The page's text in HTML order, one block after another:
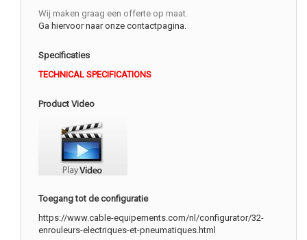
Wij maken graag een offerte op maat.
Ga hiervoor naar onze contactpagina.
Specificaties
TECHNICAL SPECIFICATIONS
Product Video
Toegang tot de configuratie
https://www.cable-equipements.com/nl/configurator/32-
enrouleurs-electriques-et-pneumatiques.html